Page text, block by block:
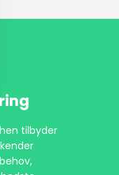
tilbyder